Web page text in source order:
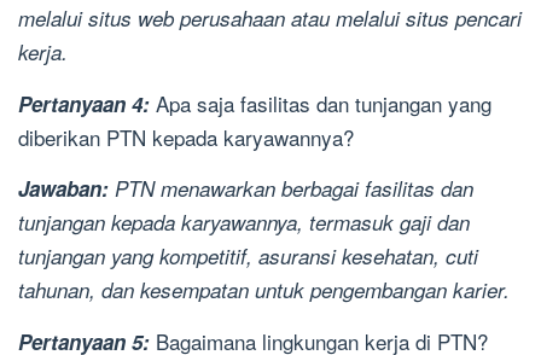
melalui situs web perusahaan atau melalui situs pencari
kerja.
Pertanyaan 4: Apa saja fasilitas dan tunjangan yang
diberikan PTN kepada karyawannya?
Jawaban: PTN menawarkan berbagai fasilitas dan
tunjangan kepada karyawannya, termasuk gaji dan
tunjangan yang kompetitif, asuransi kesehatan, cuti
tahunan, dan kesempatan untuk pengembangan karier.
Pertanyaan 5: Bagaimana lingkungan kerja di PTN?